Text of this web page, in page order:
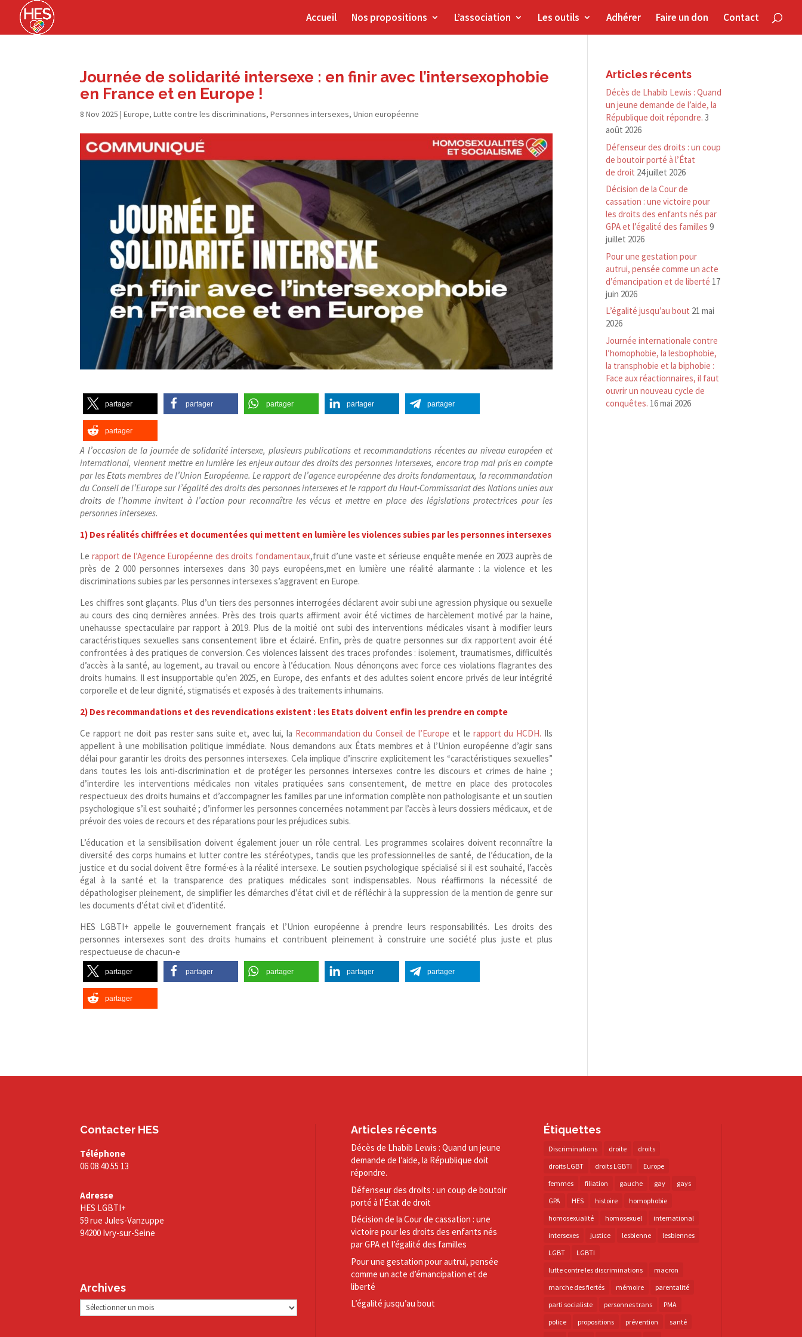
Accueil Nos propositions L’association Les outils Adhérer Faire un don Contact
Journée de solidarité intersexe : en finir avec l’intersexophobie
en France et en Europe !
8 Nov 2025 |Europe,Lutte contre les discriminations,Personnes intersexes,Union européenne
partager partager partager partager partager
partager
A l’occasion de la journée de solidarité intersexe, plusieurs publications et recommandations récentes au niveau européen et
international, viennent mettre en lumière les enjeux autour des droits des personnes intersexes, encore trop mal pris en compte
par les Etats membres de l’Union Européenne. Le rapport de l’agence européenne des droits fondamentaux, la recommandation
du Conseil de l’Europe sur l’égalité des droits des personnes intersexes et le rapport du Haut-​Commissariat des Nations unies aux
droits de l’homme invitent à l’action pour reconnaître les vécus et mettre en place des législations protectrices pour les
personnes intersexes.
1) Des réalités chiffrées et documentées qui mettent en lumière les violences subies par les personnes intersexes
Le rapport de l’Agence Européenne des droits fondamentaux,fruit d’une vaste et sérieuse enquête menée en 2023 auprès de
près de 2 000 personnes intersexes dans 30 pays européens,met en lumière une réalité alarmante : la violence et les
discriminations subies par les personnes intersexes s’aggravent en Europe.
Les chiffres sont glaçants. Plus d’un tiers des personnes interrogées déclarent avoir subi une agression physique ou sexuelle
au cours des cinq dernières années. Près des trois quarts affirment avoir été victimes de harcèlement motivé par la haine,
unehausse spectaculaire par rapport à 2019. Plus de la moitié ont subi des interventions médicales visant à modifier leurs
caractéristiques sexuelles sans consentement libre et éclairé. Enfin, près de quatre personnes sur dix rapportent avoir été
confrontées à des pratiques de conversion. Ces violences laissent des traces profondes : isolement, traumatismes, difficultés
d’accès à la santé, au logement, au travail ou encore à l’éducation. Nous dénonçons avec force ces violations flagrantes des
droits humains. Il est insupportable qu’en 2025, en Europe, des enfants et des adultes soient encore privés de leur intégrité
corporelle et de leur dignité, stigmatisés et exposés à des traitements inhumains.
2) Des recommandations et des revendications existent : les Etats doivent enfin les prendre en compte
Ce rapport ne doit pas rester sans suite et, avec lui, la Recommandation du Conseil de l’Europe et le rapport du HCDH. Ils
appellent à une mobilisation politique immédiate. Nous demandons aux États membres et à l’Union européenne d’agir sans
délai pour garantir les droits des personnes intersexes. Cela implique d’inscrire explicitement les “caractéristiques sexuelles”
dans toutes les lois anti-​discrimination et de protéger les personnes intersexes contre les discours et crimes de haine ;
d’interdire les interventions médicales non vitales pratiquées sans consentement, de mettre en place des protocoles
respectueux des droits humains et d’accompagner les familles par une information complète non pathologisante et un soutien
psychologique s’il est souhaité ; d’informer les personnes concernées notamment par l’accès à leurs dossiers médicaux, et de
prévoir des voies de recours et des réparations pour les préjudices subis.
L’éducation et la sensibilisation doivent également jouer un rôle central. Les programmes scolaires doivent reconnaître la
diversité des corps humains et lutter contre les stéréotypes, tandis que les professionnel·les de santé, de l’éducation, de la
justice et du social doivent être formé·es à la réalité intersexe. Le soutien psychologique spécialisé si il est souhaité, l’accès
égal à la santé et la transparence des pratiques médicales sont indispensables. Nous réaffirmons la nécessité de
dépathologiser pleinement, de simplifier les démarches d’état civil et de réfléchir à la suppression de la mention de genre sur
les documents d’état civil et d’identité.
HES LGBTI+ appelle le gouvernement français et l’Union européenne à prendre leurs responsabilités. Les droits des
personnes intersexes sont des droits humains et contribuent pleinement à construire une société plus juste et plus
respectueuse de chacun‑e
partager partager partager partager partager
partager
Articles récents
Décès de Lhabib Lewis : Quand
un jeune demande de l’aide, la
République doit répondre. 3
août 2026
Défenseur des droits : un coup
de boutoir porté à l’État
de droit 24 juillet 2026
Décision de la Cour de
cassation : une victoire pour
les droits des enfants nés par
GPA et l’égalité des familles 9
juillet 2026
Pour une gestation pour
autrui, pensée comme un acte
d’émancipation et de liberté 17
juin 2026
L’égalité jusqu’au bout 21 mai
2026
Journée internationale contre
l’homophobie, la lesbophobie,
la transphobie et la biphobie :
Face aux réactionnaires, il faut
ouvrir un nouveau cycle de
conquêtes. 16 mai 2026
Contacter HES
Téléphone
06 08 40 55 13
Adresse
HES LGBTI+
59 rue Jules-Vanzuppe
94200 Ivry-sur-Seine
Archives
Archives
Articles récents
Décès de Lhabib Lewis : Quand un jeune
demande de l’aide, la République doit
répondre.
Défenseur des droits : un coup de boutoir
porté à l’État de droit
Décision de la Cour de cassation : une
victoire pour les droits des enfants nés
par GPA et l’égalité des familles
Pour une gestation pour autrui, pensée
comme un acte d’émancipation et de
liberté
L’égalité jusqu’au bout
Étiquettes
Discriminations droite
droits
droits LGBT
droits LGBTI
Europe
femmes
filiation gauche gay
gays
GPA
HES histoire
homophobie
homosexualité
homosexuel
international
intersexes
justice lesbienne
lesbiennes
LGBT
LGBTI
lutte contre les discriminations
macron
marche des fiertés
mémoire
parentalité
parti socialiste
personnes trans
PMA
police
propositions prévention
santé